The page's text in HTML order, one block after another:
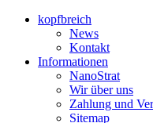
kopfbreich
News
Kontakt
Informationen
NanoStrat
Wir über uns
Zahlung und
Sitemap